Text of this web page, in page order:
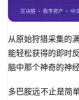
从原始狩猎采集的
能轻松获得的即时
脑中那个神奇的神
多巴胺远不止是简